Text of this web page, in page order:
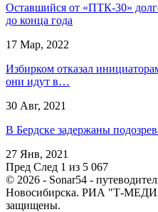
Оставшийся от «ПТК-30»
до конца года
17 Мар, 2022
Избирком отказал
они идут в…
30 Авг, 2021
В Бердске задержаны
27 Янв, 2021
Пред След 1 из 5 067
© 2026 - Sonar54 -
Новосибирска. РИА "Т-
защищены.